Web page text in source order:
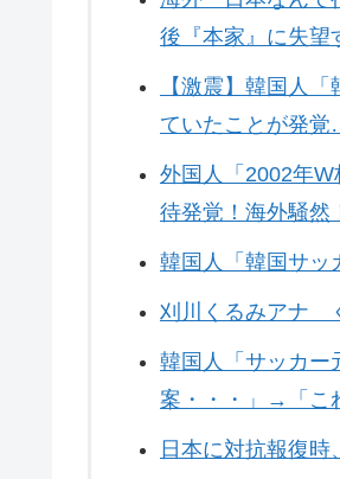
後『本家』に失望
【激震】韓国人
ていたことが発覚
外国人「2002年
待発覚！海外騒然
韓国人「韓国サッ
刈川くるみアナ
韓国人「サッカー
案・・・」→「こ
日本に対抗報復